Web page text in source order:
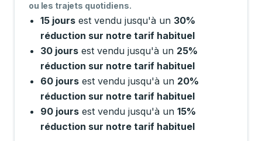
ou les trajets quotidiens.
15 jours est vendu jusqu'à un 30%
réduction sur notre tarif habituel
30 jours est vendu jusqu'à un 25%
réduction sur notre tarif habituel
60 jours est vendu jusqu'à un 20%
réduction sur notre tarif habituel
90 jours est vendu jusqu'à un 15%
réduction sur notre tarif habituel